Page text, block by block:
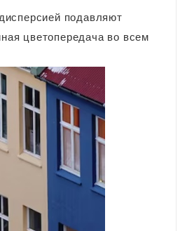
подавляют
цветопередача во всем